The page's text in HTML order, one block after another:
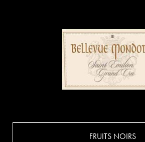
FRUITS NOIRS